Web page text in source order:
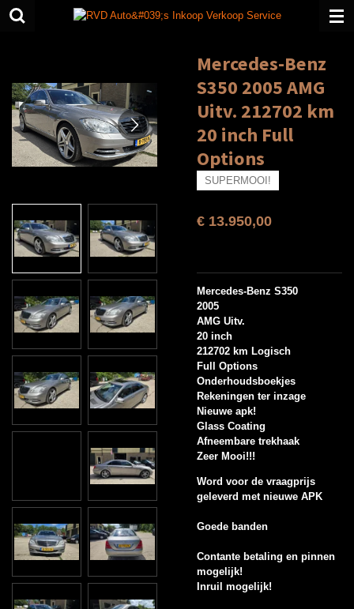
Ga
Mercedes-Benz
S350 2005 AMG
Uitv. 212702 km
20 inch Full
Options
SUPERMOOI!
€ 13.950,00
Mercedes-Benz S350
2005
AMG Uitv.
20 inch
212702 km Logisch
Full Options
Onderhoudsboekjes
Rekeningen ter inzage
Nieuwe apk!
Glass Coating
Afneembare trekhaak
Zeer Mooi!!!
Word voor de vraagprijs
geleverd met nieuwe APK
Goede banden
Contante betaling en pinnen
mogelijk!
Inruil mogelijk!